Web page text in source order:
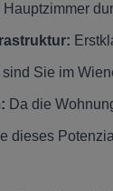
Sie im
Da die
dieses